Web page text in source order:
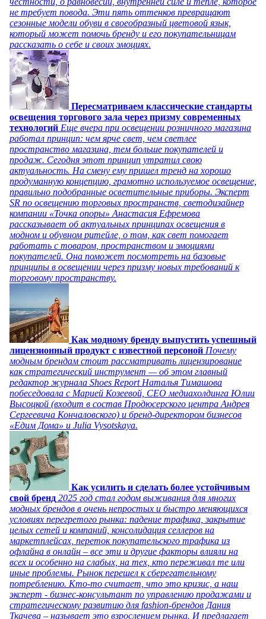
не требует повода. Эти пять оттенков превращают
сезонные модели обуви в своеобразный цветовой язык,
который может помочь бренду и его покупательницам
рассказать о себе и своих эмоциях.
Пересматриваем классические стандарты
освещения торгового зала через призму современных
технологий Еще вчера при освещении розничного магазина
работал принцип: чем ярче свет, чем светлее
пространство магазина, тем больше покупателей и
продаж. Сегодня этот принцип утратил свою
актуальность. На смену ему пришел тренд на хорошо
продуманную концепцию, грамотно используемое освещение,
правильно подобранные осветительные приборы. Эксперт
SR по освещению торговых пространств, светодизайнер
компании «Точка опоры» Анастасия Ефремова
рассказывает об актуальных принципах освещения в
модном и обувном ритейле, о том, как свет помогает
работать с товаром, пространством и эмоциями
покупателей. Она поможет посмотреть на базовые
принципы в освещении через призму новых требований к
торговому пространству.
Как модному бренду выпустить успешный
лицензионный продукт с известной персоной Почему
модным брендам стоит рассматривать лицензирование
как стратегический инструмент — об этом главный
редактор журнала Shoes Report Наталья Тимашова
побеседовала с Марией Козеевой, СЕО медиахолдинга Юлии
Высоцкой (входит в состав Продюсерского центра Андрея
Сергеевича Кончаловского) и бренд-директором бизнесов
«Едим Дома» и Julia Vysotskaya.
Как усилить и сделать более устойчивым
свой бренд 2025 год стал годом выживания для многих
модных брендов в очень непростых и быстро меняющихся
условиях перегретого рынка: падение трафика, закрытие
целых сетей и компаний, консолидация селлеров на
маркетплейсах, переток покупательского трафика из
офлайна в онлайн – все эти и другие факторы влияли на
всех и особенно на слабых, на тех, кто переживал те или
иные проблемы. Рынок перешел к сберегательному
потреблению. Кто-то считает, что это кризис, а наш
эксперт - бизнес-консультант по управлению продажами и
стратегическому развитию для fashion-брендов Дания
Ткачева – называет это взрослением рынка. И предлагает